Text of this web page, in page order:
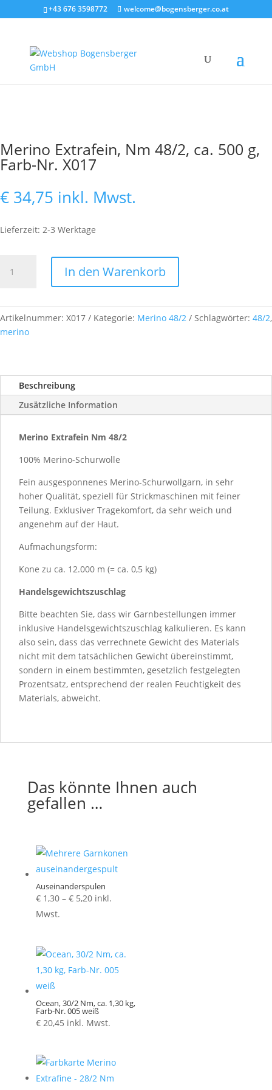
+43 676 3598772 welcome@bogensberger.co.at
Merino Extrafein, Nm 48/2, ca. 500 g,
Farb-Nr. X017
€ 34,75 inkl. Mwst.
Lieferzeit: 2-3 Werktage
Extrafein,
ca.
500
Nr.
Menge
In den Warenkorb
Artikelnummer: X017 Kategorie: Merino 48/2 Schlagwörter: 48/2,
merino
Beschreibung
Zusätzliche Information
Merino Extrafein Nm 48/2
100% Merino-Schurwolle
Fein ausgesponnenes Merino-Schurwollgarn, in sehr
hoher Qualität, speziell für Strickmaschinen mit feiner
Teilung. Exklusiver Tragekomfort, da sehr weich und
angenehm auf der Haut.
Aufmachungsform:
Kone zu ca. 12.000 m (= ca. 0,5 kg)
Handelsgewichtszuschlag
Bitte beachten Sie, dass wir Garnbestellungen immer
inklusive Handelsgewichtszuschlag kalkulieren. Es kann
also sein, dass das verrechnete Gewicht des Materials
nicht mit dem tatsächlichen Gewicht übereinstimmt,
sondern in einem bestimmten, gesetzlich festgelegten
Prozentsatz, entsprechend der realen Feuchtigkeit des
Materials, abweicht.
Das könnte Ihnen auch
gefallen …
Auseinanderspulen
€1,30 – €5,20Preisspanne:
inkl.
Mwst.
Ocean, 30/2 Nm, ca. 1,30 kg,
Farb-Nr. 005 weiß
€20,45 inkl. Mwst.